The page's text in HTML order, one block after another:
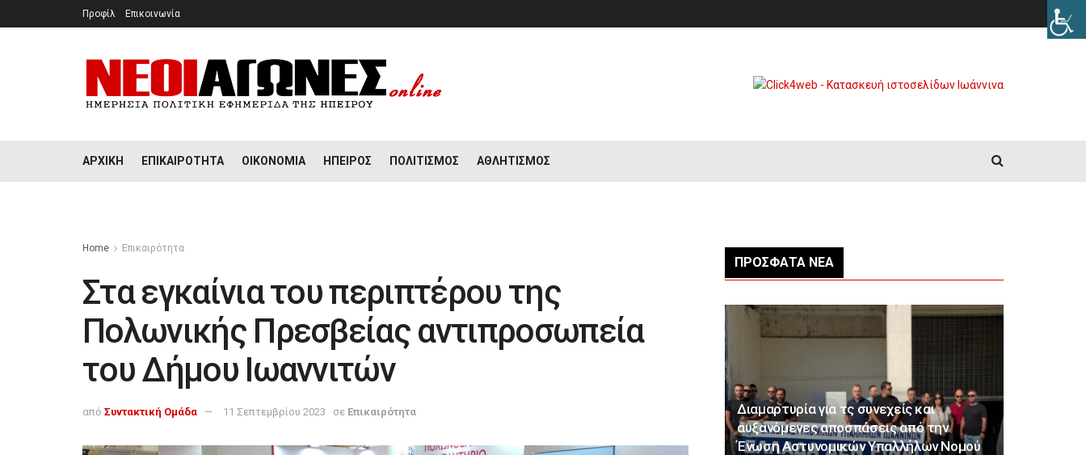
Προφίλ Επικοινωνία
ΑΡΧΙΚΉ ΕΠΙΚΑΙΡΌΤΗΤΑ ΟΙΚΟΝΟΜΊΑ ΉΠΕΙΡΟΣ ΠΟΛΙΤΙΣΜΌΣ ΑΘΛΗΤΙΣΜΌΣ
Home Επικαιρότητα
Στα εγκαίνια του περιπτέρου της
Πολωνικής Πρεσβείας αντιπροσωπεία
του Δήμου Ιωαννιτών
από Συντακτική Ομάδα 11 Σεπτεμβρίου 2023 σε Επικαιρότητα
ΠΡΌΣΦΑΤΑ ΝΈΑ
Διαμαρτυρία για τς συνεχείς και
αυξανόμενες αποσπάσεις από την
Ένωση Αστυνομικών Υπαλλήλων Νομού